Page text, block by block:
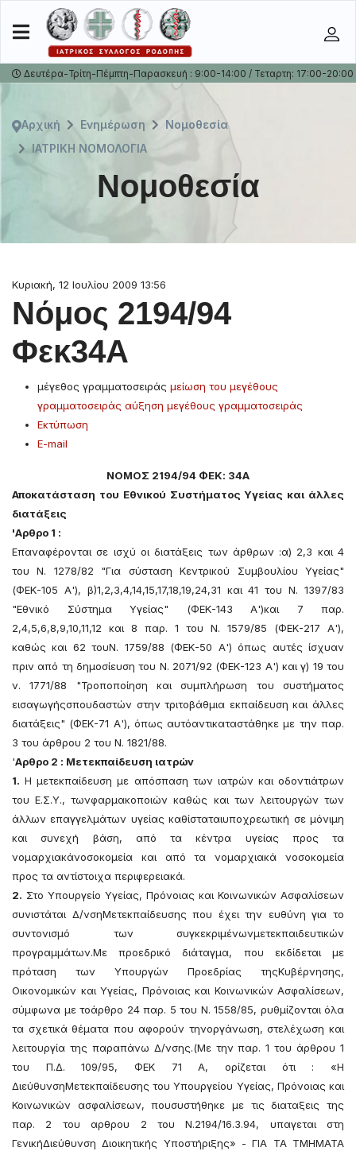
Δευτέρα-Τρίτη-Πέμπτη-Παρασκευή : 9:00-14:00 / Τεταρτη: 17:00-20:00
Νομοθεσία
Αρχική Ενημέρωση
Νομοθεσία
ΙΑΤΡΙΚΗ ΝΟΜΟΛΟΓΙΑ
Κυριακή, 12 Ιουλίου 2009 13:56
Νόμος 2194/94
Φεκ34Α
μέγεθος γραμματοσειράς μείωση του μεγέθους
γραμματοσειράς αύξηση μεγέθους γραμματοσειράς
Εκτύπωση
E-mail
ΝΟΜΟΣ 2194/94 ΦΕΚ: 34Α
Αποκατάσταση του Εθνικού Συστήματος Υγείας και άλλες
διατάξεις
'Αρθρο 1 :
Επαναφέρονται σε ισχύ οι διατάξεις των άρθρων :α) 2,3 και 4
του Ν. 1278/82 "Για σύσταση Κεντρικού Συμβουλίου Υγείας"
(ΦΕΚ-105 Α'), β)1,2,3,4,14,15,17,18,19,24,31 και 41 του Ν. 1397/83
"Εθνικό Σύστημα Υγείας" (ΦΕΚ-143 Α')και 7 παρ.
2,4,5,6,8,9,10,11,12 και 8 παρ. 1 του Ν. 1579/85 (ΦΕΚ-217 Α'),
καθώς και 62 τουΝ. 1759/88 (ΦΕΚ-50 Α') όπως αυτές ίσχυαν
πριν από τη δημοσίευση του Ν. 2071/92 (ΦΕΚ-123 Α') και γ) 19 του
ν. 1771/88 "Τροποποίηση και συμπλήρωση του συστήματος
εισαγωγήςσπουδαστών στην τριτοβάθμια εκπαίδευση και άλλες
διατάξεις" (ΦΕΚ-71 Α'), όπως αυτόαντικαταστάθηκε με την παρ.
3 του άρθρου 2 του Ν. 1821/88.
'Αρθρο 2 : Μετεκπαίδευση ιατρών
1. Η μετεκπαίδευση με απόσπαση των ιατρών και οδοντιάτρων
του Ε.Σ.Υ., τωνφαρμακοποιών καθώς και των λειτουργών των
άλλων επαγγελμάτων υγείας καθίσταταιυποχρεωτική σε μόνιμη
και συνεχή βάση, από τα κέντρα υγείας προς τα
νομαρχιακάνοσοκομεία και από τα νομαρχιακά νοσοκομεία
προς τα αντίστοιχα περιφερειακά.
2. Στο Υπουργείο Υγείας, Πρόνοιας και Κοινωνικών Ασφαλίσεων
συνιστάται Δ/νσηΜετεκπαίδευσης που έχει την ευθύνη για το
συντονισμό των συγκεκριμένωνμετεκπαιδευτικών
προγραμμάτων.Με προεδρικό διάταγμα, που εκδίδεται με
πρόταση των Υπουργών Προεδρίας τηςΚυβέρνησης,
Οικονομικών και Υγείας, Πρόνοιας και Κοινωνικών Ασφαλίσεων,
σύμφωνα με τοάρθρο 24 παρ. 5 του Ν. 1558/85, ρυθμίζονται όλα
τα σχετικά θέματα που αφορούν τηνοργάνωση, στελέχωση και
λειτουργία της παραπάνω Δ/νσης.(Με την παρ. 1 του άρθρου 1
του Π.Δ. 109/95, ΦΕΚ 71 Α, ορίζεται ότι : «Η
ΔιεύθυνσηΜετεκπαίδευσης του Υπουργείου Υγείας, Πρόνοιας και
Κοινωνικών ασφαλίσεων, πουσυστήθηκε με τις διαταξεις της
παρ. 2 του αρθρου 2 του Ν.2194/16.3.94, υπαγεται στη
ΓενικήΔιεύθυνση Διοικητικής Υποστήριξης» - ΓΙΑ ΤΑ ΤΜΗΜΑΤΑ